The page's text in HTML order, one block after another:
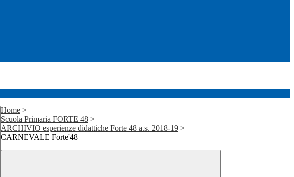
Home >
Scuola Primaria FORTE 48 >
ARCHIVIO esperienze didattiche Forte 48 a.s. 2018-19 >
CARNEVALE Forte'48